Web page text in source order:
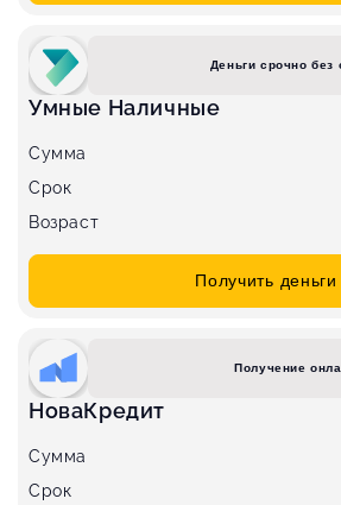
Деньги срочно без
Умные Наличные
Сумма
Срок
Возраст
Получить деньги
Получение
НоваКредит
Сумма
Срок